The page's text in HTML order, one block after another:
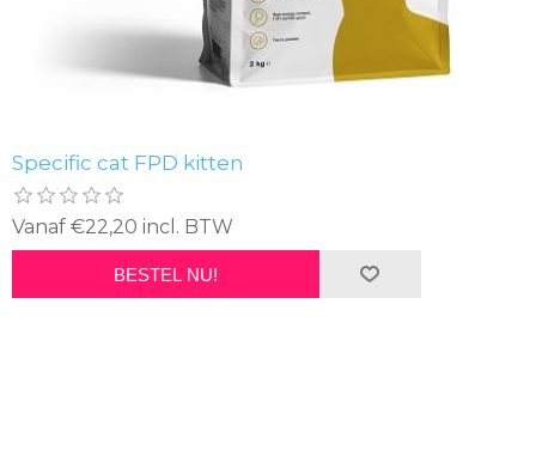
Specific cat FPD kitten
Vanaf €22,20 incl. BTW
BESTEL NU!